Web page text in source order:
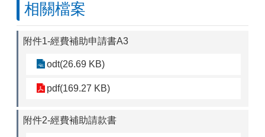
相關檔案
附件1-經費補助申請書A3
odt(26.69 KB)
pdf(169.27 KB)
附件2-經費補助請款書